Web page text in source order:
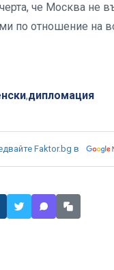
че Москва не
по отношение на
,дипломация
Faktor.bg в